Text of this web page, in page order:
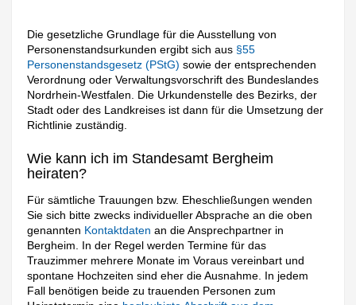
Die gesetzliche Grundlage für die Ausstellung von
Personenstandsurkunden ergibt sich aus §55
Personenstandsgesetz (PStG)sowie der entsprechenden
Verordnung oder Verwaltungsvorschrift des Bundeslandes
Nordrhein-Westfalen. Die Urkundenstelle des Bezirks, der
Stadt oder des Landkreises ist dann für die Umsetzung der
Richtlinie zuständig.
Wie kann ich im Standesamt Bergheim
heiraten?
Für sämtliche Trauungen bzw. Eheschließungen wenden
Sie sich bitte zwecks individueller Absprache an die oben
genannten Kontaktdaten an die Ansprechpartner in
Bergheim. In der Regel werden Termine für das
Trauzimmer mehrere Monate im Voraus vereinbart und
spontane Hochzeiten sind eher die Ausnahme. In jedem
Fall benötigen beide zu trauenden Personen zum